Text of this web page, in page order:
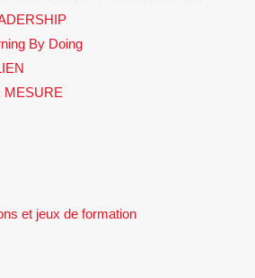
By Doing
MESURE
et jeux de formation